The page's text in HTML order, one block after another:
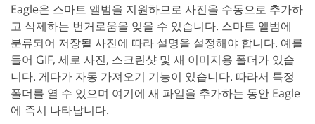
Eagle은 스마트 앨범을 지원하므로 사진을 수동으로 추가하
고 삭제하는 번거로움을 잊을 수 있습니다. 스마트 앨범에
분류되어 저장될 사진에 따라 설명을 설정해야 합니다. 예를
들어 GIF, 세로 사진, 스크린샷 및 새 이미지용 폴더가 있습
니다. 게다가 자동 가져오기 기능이 있습니다. 따라서 특정
폴더를 열 수 있으며 여기에 새 파일을 추가하는 동안 Eagle
에 즉시 나타납니다.